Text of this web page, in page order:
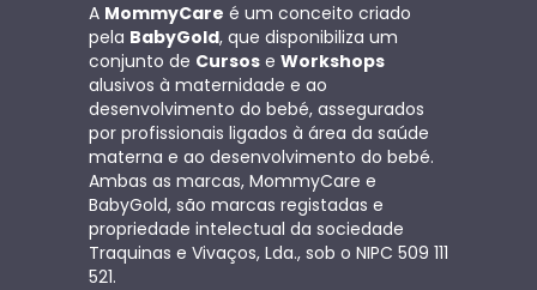
A MommyCare é um conceito criado
pela BabyGold, que disponibiliza um
conjunto de Cursos e Workshops
alusivos à maternidade e ao
desenvolvimento do bebé, assegurados
por profissionais ligados à área da saúde
materna e ao desenvolvimento do bebé.
Ambas as marcas, MommyCare e
BabyGold, são marcas registadas e
propriedade intelectual da sociedade
Traquinas e Vivaços, Lda., sob o NIPC 509 111
521.